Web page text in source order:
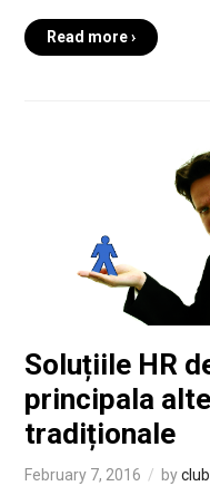
Read more ›
Soluțiile HR
principala
tradiționale
February 7, 2016 by